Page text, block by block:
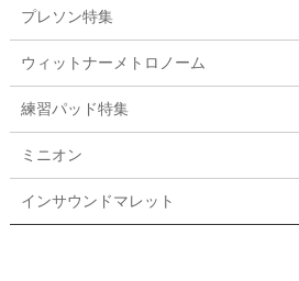
プレソン特集
ウィットナーメトロノーム
練習パッド特集
ミニオン
インサウンドマレット